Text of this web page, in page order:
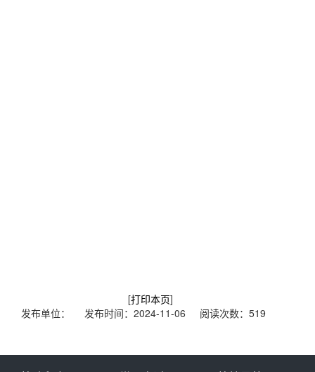
[打印本页]
发布单位： 发布时间：2024-11-06 阅读次数： 519